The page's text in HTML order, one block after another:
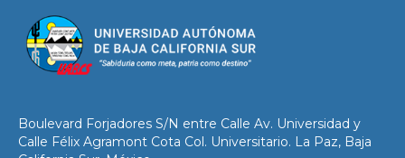
Boulevard Forjadores S/N entre Calle Av. Universidad y
Calle Félix Agramont Cota Col. Universitario. La Paz, Baja